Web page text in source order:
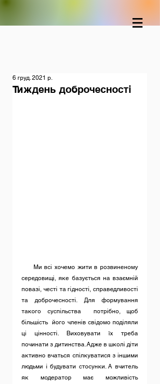
Тиждень доброчесності
6 груд. 2021 р.
середовищі, яке базується на взаємній
повазі, честі та гідності, справедливості
та доброчесності. Для формування
такого суспільства  потрібно, щоб
більшість  його членів свідомо поділяли
ці цінності. Виховувати їх треба
починати з дитинства. Адже в школі діти
активно вчаться спілкуватися з іншими
людьми і будувати стосунки. А вчитель
як модератор має можливість